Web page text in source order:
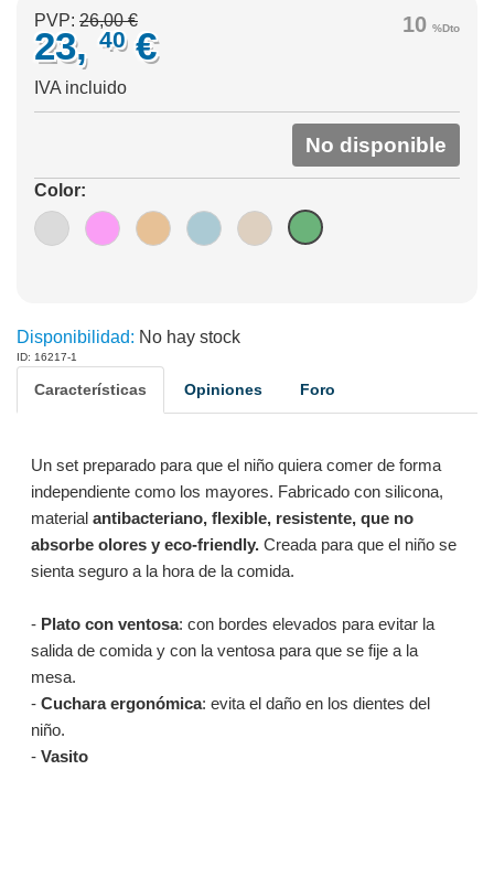
10 %Dto
PVP: 26,00 €
23, 40 €
IVA incluido
No disponible
Color:
Disponibilidad: No hay stock
ID: 16217-1
Características Opiniones Foro
Un set preparado para que el niño quiera comer de forma
independiente como los mayores. Fabricado con silicona,
material antibacteriano, flexible, resistente, que no
absorbe olores y eco-friendly. Creada para que el niño se
sienta seguro a la hora de la comida.
- Plato con ventosa: con bordes elevados para evitar la
salida de comida y con la ventosa para que se fije a la
mesa.
- Cuchara ergonómica: evita el daño en los dientes del
niño.
- Vasito